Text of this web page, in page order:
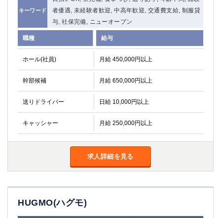
キーワード
者優遇, 未経験者歓迎, 中高年歓迎, 交通費支給, 制服貸
与, 社保完備, ニューオープン
職種 給与
ホール(社員) 月給 450,000円以上
幹部候補 月給 650,000円以上
送りドライバー 日給 10,000円以上
キャッシャー 月給 250,000円以上
求人詳細を見る
HUGMO(ハグモ)
下北沢・経堂
金町（北口）
成増駅徒歩3分の好立地！①JR埼京線「赤羽駅」から徒歩2分 ②東
三軒茶屋（南口）
①歌舞伎町 ②新宿 ③新宿三丁目 ④西
①歌舞伎町 ②新宿 ③西部新宿 ③東新宿
①歌舞伎町 ②新宿
①銀座 ②新橋
錦糸町(南口)
蒲田(西口)
清瀬（南口）
①東武練馬 ②成増・板橋 ③大山 ②池袋
池袋東口
金町
大井町
大泉学園
下赤塚
三鷹
荻窪
浅草
幡ヶ谷
小岩
五井